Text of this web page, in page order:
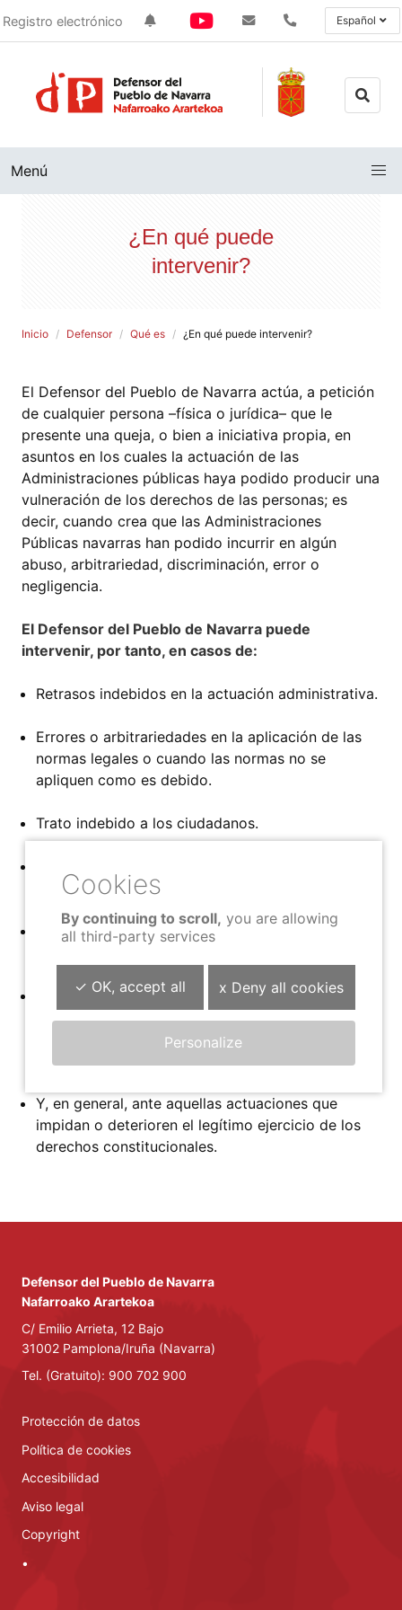
Registro electrónico Español
Menú
¿En qué puede
intervenir?
Inicio Defensor Qué es ¿En qué puede intervenir?
El Defensor del Pueblo de Navarra actúa, a petición
de cualquier persona –física o jurídica– que le
presente una queja, o bien a iniciativa propia, en
asuntos en los cuales la actuación de las
Administraciones públicas haya podido producir una
vulneración de los derechos de las personas; es
decir, cuando crea que las Administraciones
Públicas navarras han podido incurrir en algún
abuso, arbitrariedad, discriminación, error o
negligencia.
El Defensor del Pueblo de Navarra puede
intervenir, por tanto, en casos de:
Retrasos indebidos en la actuación administrativa.
Errores o arbitrariedades en la aplicación de las
normas legales o cuando las normas no se
apliquen como es debido.
Trato indebido a los ciudadanos.
ciudadanos pueden solicitar.
No ejecución de las propias resoluciones
Insuficiente motivación de las resoluciones
anteriores (incluyendo los casos de silencio
administrativo ante las peticiones de los
ciudadanos).
Y, en general, ante aquellas actuaciones que
impidan o deterioren el legítimo ejercicio de los
derechos constitucionales.
Defensor del Pueblo de Navarra
Nafarroako Arartekoa
C/ Emilio Arrieta, 12 Bajo
31002 Pamplona/Iruña (Navarra)
Tel. (Gratuito): 900 702 900
Protección de datos
Política de cookies
Accesibilidad
Aviso legal
Copyright
•
By continuing to scroll, you are allowing
all third-party services
✓ OK, accept all x Deny all cookies
Personalize